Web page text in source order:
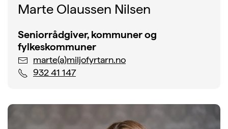
Marte Olaussen Nilsen
Seniorrådgiver, kommuner og
fylkeskommuner
marte(a)miljofyrtarn.no
932 41 147